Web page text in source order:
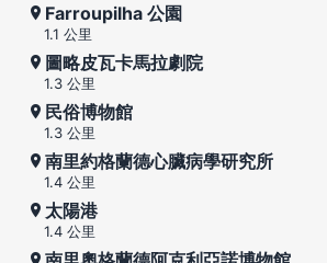
Farroupilha 公園
1.1 公里
圖略皮瓦卡馬拉劇院
1.3 公里
民俗博物館
1.3 公里
南里約格蘭德心臟病學研究所
1.4 公里
太陽港
1.4 公里